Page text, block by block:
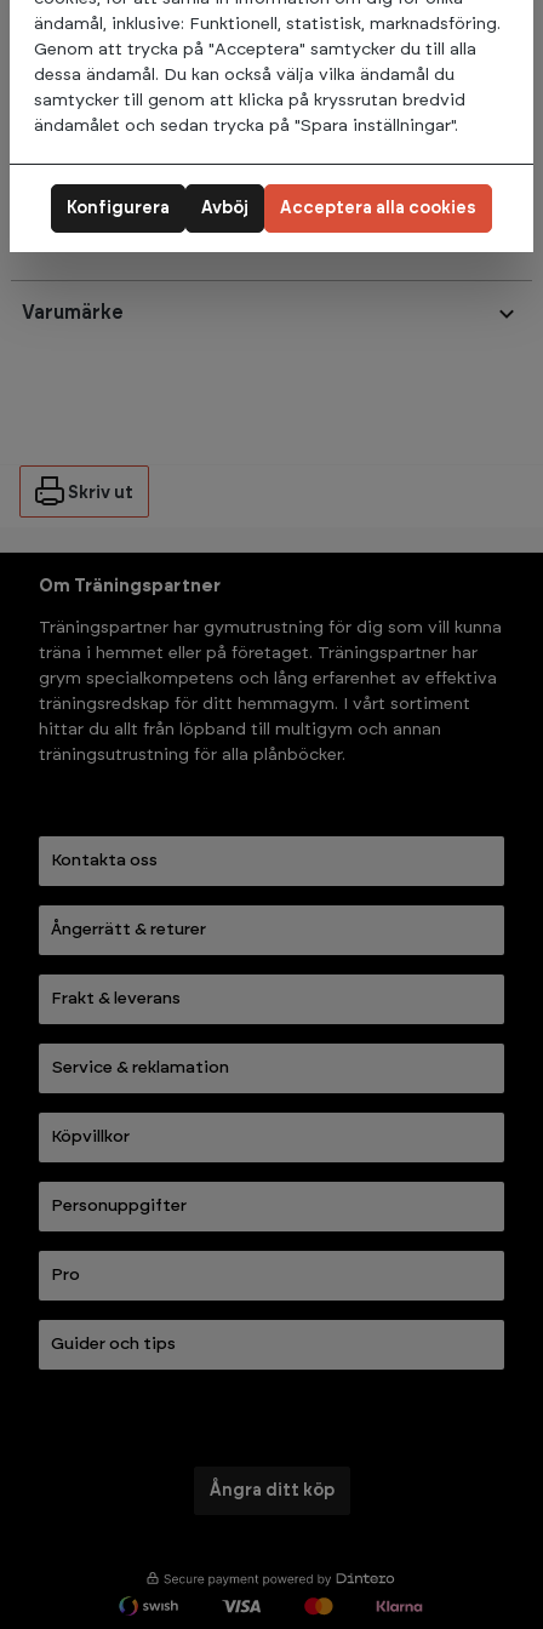
Träningshandskar tillverkade i mjukt läder och med väl
tilltagen vaddering i handflatan för optimal komfort.
Designade för att skydda dina händer från skavsår och
Varumärke
Skriv ut
Om Träningspartner
Träningspartner har gymutrustning för dig som vill kunna
träna i hemmet eller på företaget. Träningspartner har
grym specialkompetens och lång erfarenhet av effektiva
träningsredskap för ditt hemmagym. I vårt sortiment
hittar du allt från löpband till multigym och annan
träningsutrustning för alla plånböcker.
Kontakta oss
Ångerrätt & returer
Frakt & leverans
Service & reklamation
Köpvillkor
Personuppgifter
Pro
Guider och tips
Ångra ditt köp
ändamål, inklusive: Funktionell, statistisk, marknadsföring.
Genom att trycka på "Acceptera" samtycker du till alla
dessa ändamål. Du kan också välja vilka ändamål du
samtycker till genom att klicka på kryssrutan bredvid
ändamålet och sedan trycka på "Spara inställningar".
Avböj
Konfigurera Acceptera alla cookies